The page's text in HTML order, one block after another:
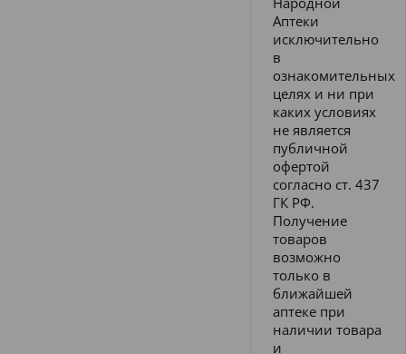
Аптеки
исключительно
в
ознакомительных
целях и ни при
каких условиях
не является
публичной
офертой
согласно ст. 437
ГК РФ.
Получение
товаров
возможно
только в
ближайшей
аптеке при
наличии товара
и